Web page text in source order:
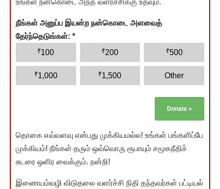
நீங்கள் அனுப்ப இயன்ற நன்கொடை அளவைத்
தேர்ந்தெடுங்கள்: *
₹100 ₹200 ₹500
₹1,000 ₹1,500 Other
Donate »
தொகை எவ்வளவு என்பது முக்கியமல்ல! உங்கள் பங்களிப்பே
முக்கியம்! நீங்கள் தரும் ஒவ்வொரு ரூபாயும் சமூகநீதிச்
சுடரை ஒளிர வைக்கும். நன்றி!
இணையம்வழி விடுதலை வளர்ச்சி நிதி தந்தவர்கள் பட்டியல்